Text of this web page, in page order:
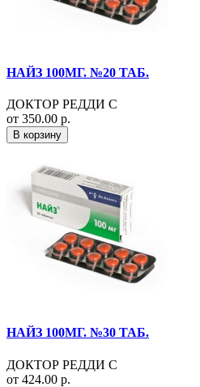
НАЙЗ 100МГ. №20 ТАБ.
ДОКТОР РЕДДИ С
от 350.00 р.
В корзину
НАЙЗ 100МГ. №30 ТАБ.
ДОКТОР РЕДДИ С
от 424.00 р.